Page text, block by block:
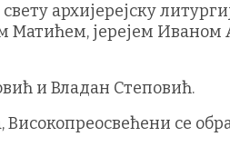
архијерејску
Матићем, јерејем
и Владан Степовић.
Високопреосвећени се